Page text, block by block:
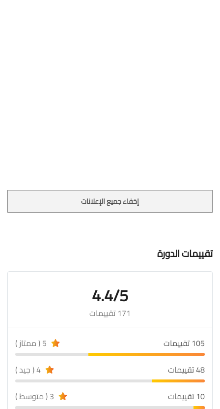
إخفاء جميع الإعلانات
تقييمات الدورة
4.4/5
171 تقييمات
105 تقييمات
48 تقييمات
10 تقييمات